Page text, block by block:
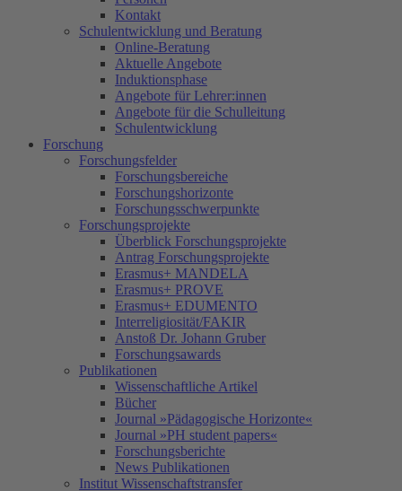
Kontakt
Schulentwicklung und Beratung
Online-Beratung
Aktuelle Angebote
Induktionsphase
Angebote für Lehrer:innen
Angebote für die Schulleitung
Schulentwicklung
Forschung
Forschungsfelder
Forschungsbereiche
Forschungshorizonte
Forschungsschwerpunkte
Forschungsprojekte
Überblick Forschungsprojekte
Antrag Forschungsprojekte
Erasmus+ MANDELA
Erasmus+ PROVE
Erasmus+ EDUMENTO
Interreligiosität/FAKIR
Anstoß Dr. Johann Gruber
Forschungsawards
Publikationen
Wissenschaftliche Artikel
Bücher
Journal »Pädagogische Horizonte«
Journal »PH student papers«
Forschungsberichte
News Publikationen
Institut Wissenschaftstransfer